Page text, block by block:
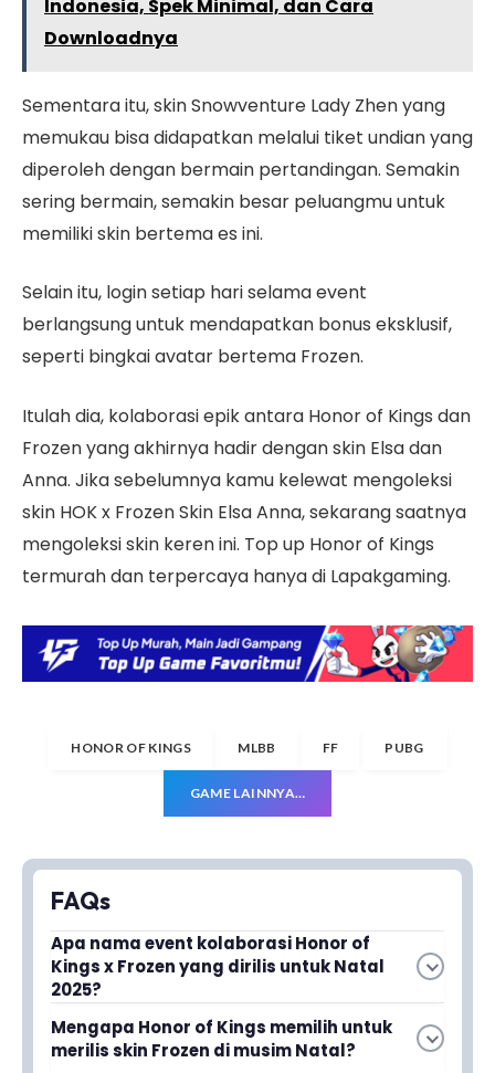
Indonesia, Spek Minimal, dan Cara
Downloadnya
Sementara itu, skin Snowventure Lady Zhen yang
memukau bisa didapatkan melalui tiket undian yang
diperoleh dengan bermain pertandingan. Semakin
sering bermain, semakin besar peluangmu untuk
memiliki skin bertema es ini.
Selain itu, login setiap hari selama event
berlangsung untuk mendapatkan bonus eksklusif,
seperti bingkai avatar bertema Frozen.
Itulah dia, kolaborasi epik antara Honor of Kings dan
Frozen yang akhirnya hadir dengan skin Elsa dan
Anna. Jika sebelumnya kamu kelewat mengoleksi
skin HOK x Frozen Skin Elsa Anna, sekarang saatnya
mengoleksi skin keren ini. Top up Honor of Kings
termurah dan terpercaya hanya di Lapakgaming.
HONOR OF KINGS MLBB FF PUBG
GAME LAINNYA…
FAQs
Apa nama event kolaborasi Honor of
Kings x Frozen yang dirilis untuk Natal
2025?
Event tersebut dinamakan Snowventure, yang
dirilis kembali di akhir tahun karena tema Natal
Mengapa Honor of Kings memilih untuk
merilis skin Frozen di musim Natal?